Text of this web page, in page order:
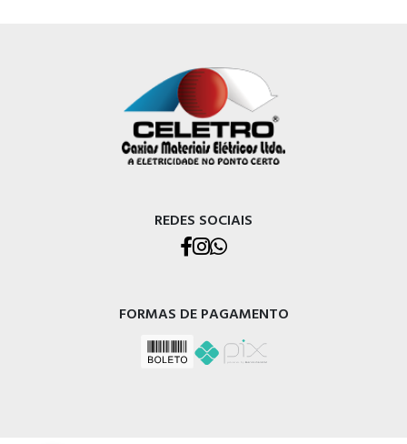
REDES SOCIAIS
FORMAS DE PAGAMENTO